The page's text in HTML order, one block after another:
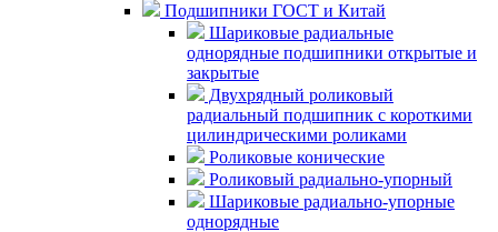
Подшипники ГОСТ и Китай
Шариковые радиальные
однорядные подшипники открытые и
закрытые
Двухрядный роликовый
радиальный подшипник с короткими
цилиндрическими роликами
Роликовые конические
Роликовый радиально-упорный
Шариковые радиально-упорные
однорядные